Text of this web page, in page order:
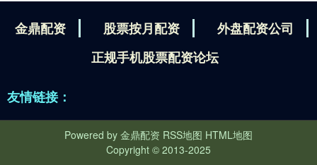
金鼎配资 股票按月配资
外盘配资公司
正规手机股票配资论坛
友情链接：
Powered by 金鼎配资 RSS地图 HTML地图
Copyright © 2013-2025